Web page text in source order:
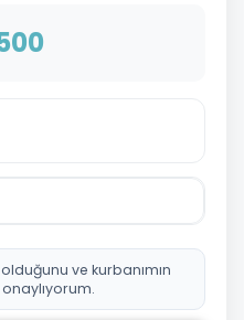
ve kurbanımın